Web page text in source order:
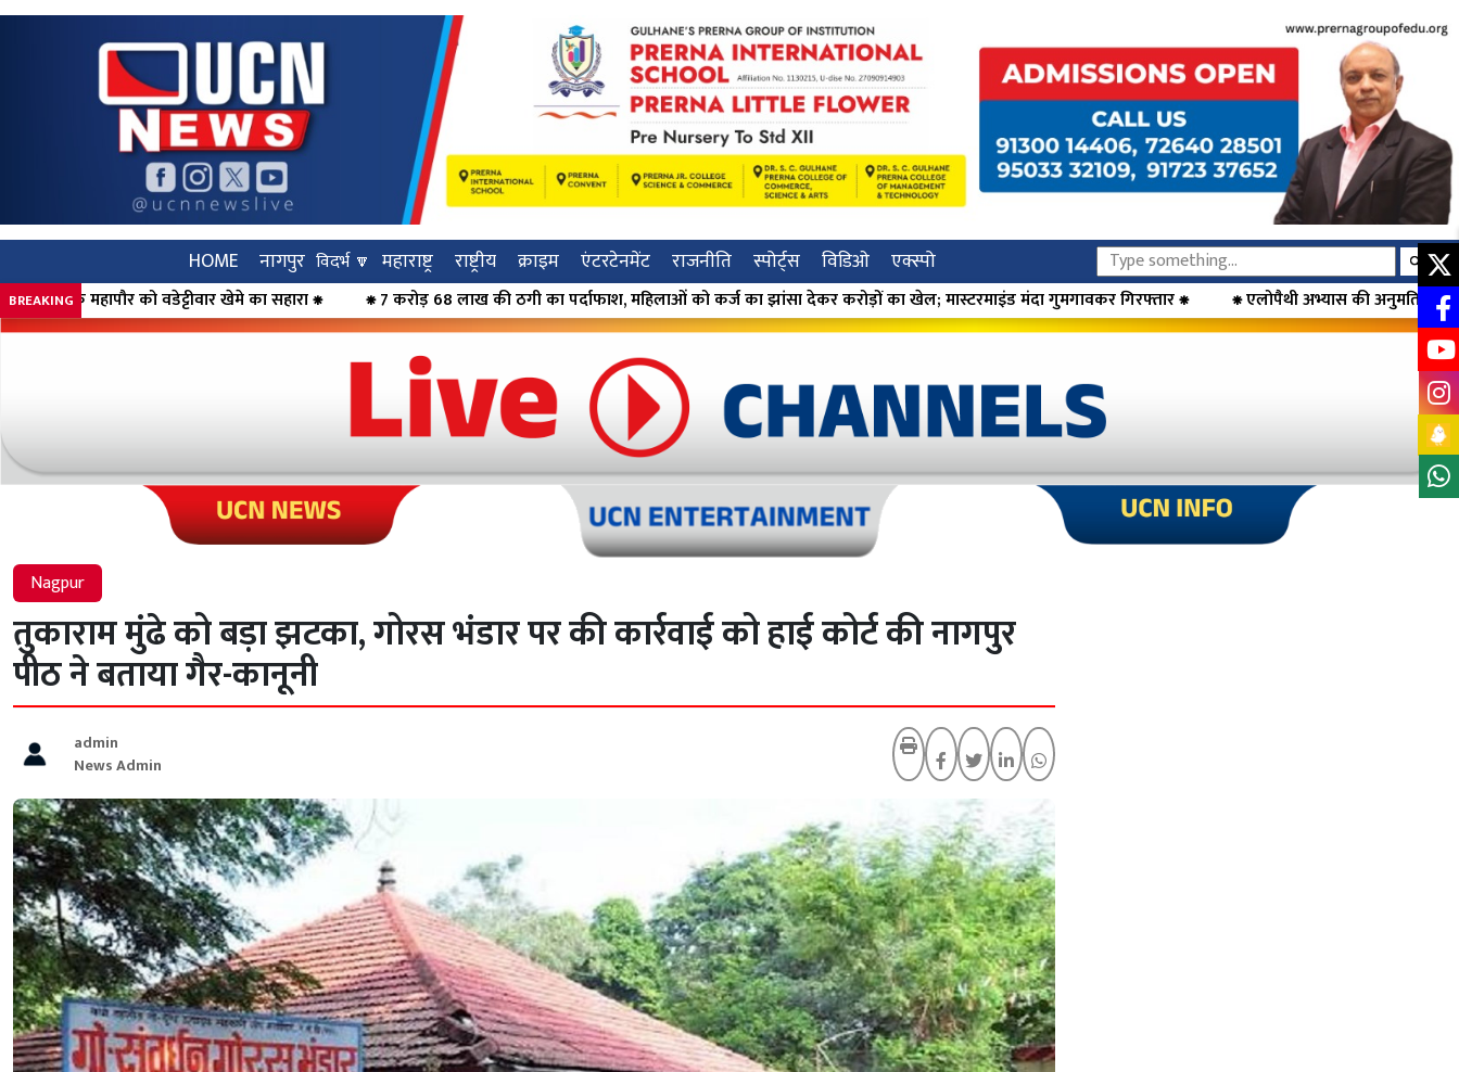
HOME नागपुर विदर्भ 🔽 महाराष्ट्र राष्ट्रीय क्राइम एंटरटेनमेंट राजनीति स्पोर्ट्स विडिओ एक्स्पो
BREAKING
खेमे का सहारा ⁕ ⁕ 7 करोड़ 68 लाख की ठगी का पर्दाफाश, महिलाओं को कर्ज का झांसा देकर करोड़ों का खेल; मास्टरमाइंड मंदा गुमगावकर गिरफ्तार ⁕ ⁕ एलोपैथी अभ्यास की अनुमति के खिलाफ डॉक्टरों का आंदोलन,
Click to visit UCN News Click to visit UCN Info
Nagpur
तुकाराम मुंढे को बड़ा झटका, गोरस भंडार पर की कार्रवाई को हाई कोर्ट की नागपुर
पीठ ने बताया गैर-कानूनी
admin
News Admin